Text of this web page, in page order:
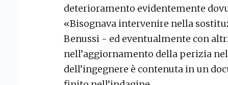
deterioramento evidentemente
«Bisognava intervenire nella
Benussi - ed eventualmente con
nell’aggiornamento della perizia
dell’ingegnere è contenuta in un